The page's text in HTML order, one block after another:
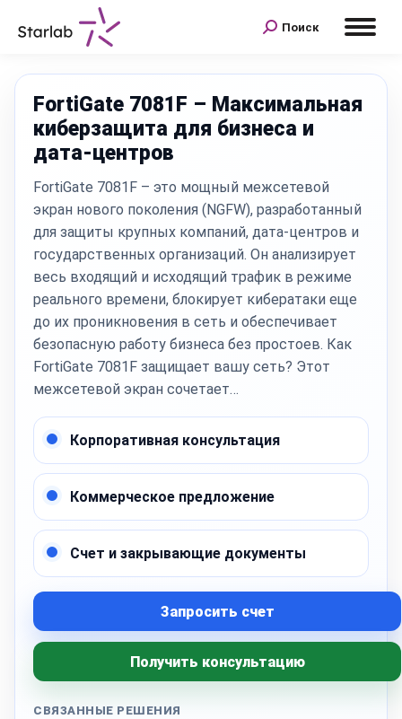
Поиск:
Поиск
FortiGate 7081F – Максимальная
киберзащита для бизнеса и
дата-центров
FortiGate 7081F – это мощный межсетевой
экран нового поколения (NGFW), разработанный
для защиты крупных компаний, дата-центров и
государственных организаций. Он анализирует
весь входящий и исходящий трафик в режиме
реального времени, блокирует кибератаки еще
до их проникновения в сеть и обеспечивает
безопасную работу бизнеса без простоев. Как
FortiGate 7081F защищает вашу сеть? Этот
межсетевой экран сочетает…
Корпоративная консультация
Коммерческое предложение
Счет и закрывающие документы
Запросить счет
Получить консультацию
СВЯЗАННЫЕ РЕШЕНИЯ